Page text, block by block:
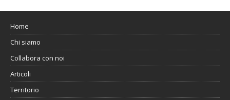
Home
Chi siamo
Collabora con noi
Articoli
Territorio